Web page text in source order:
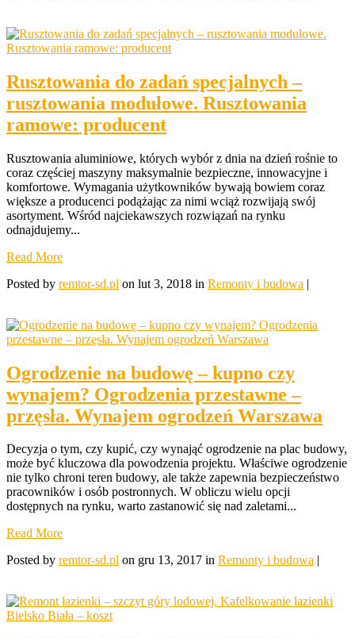
Rusztowania do zadań specjalnych –
rusztowania modułowe. Rusztowania
ramowe: producent
Rusztowania aluminiowe, których wybór z dnia na dzień rośnie to
coraz częściej maszyny maksymalnie bezpieczne, innowacyjne i
komfortowe. Wymagania użytkowników bywają bowiem coraz
większe a producenci podążając za nimi wciąż rozwijają swój
asortyment. Wśród najciekawszych rozwiązań na rynku
odnajdujemy...
Read More
Posted by remtor-sd.pl on lut 3, 2018 in Remonty i budowa |
Ogrodzenie na budowę – kupno czy
wynajem? Ogrodzenia przestawne –
przęsła. Wynajem ogrodzeń Warszawa
Decyzja o tym, czy kupić, czy wynająć ogrodzenie na plac budowy,
może być kluczowa dla powodzenia projektu. Właściwe ogrodzenie
nie tylko chroni teren budowy, ale także zapewnia bezpieczeństwo
pracowników i osób postronnych. W obliczu wielu opcji
dostępnych na rynku, warto zastanowić się nad zaletami...
Read More
Posted by remtor-sd.pl on gru 13, 2017 in Remonty i budowa |